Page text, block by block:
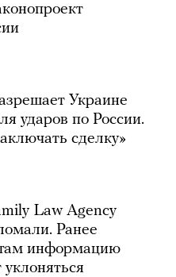
Украине
ударов по России.
сделку»
Law Agency
Ранее
информацию